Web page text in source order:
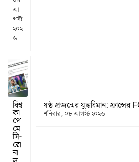
আ
গস্ট
২০২
৬
বিশ্ব
কা
পে
মে
সি-
রো
না
ষষ্ঠ প্রজন্মের যুদ্ধবিমান:
শনিবার, ০৮ আগস্ট ২০২৬